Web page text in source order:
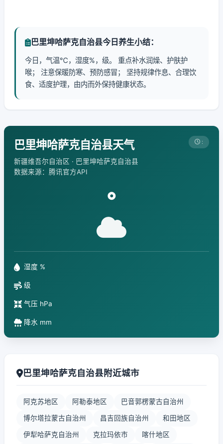
巴里坤哈萨克自治县今日养生小结：
今日，气温℃，湿度%，级。 重点补水润燥、护肤护
喉； 注意保暖防寒、预防感冒； 坚持规律作息、合理饮
食、适度护理，由内而外保持健康状态。
巴里坤哈萨克自治县天气
新疆维吾尔自治区 · 巴里坤哈萨克自治县
数据来源：腾讯官方API
:
°
湿度 %
级
气压 hPa
降水 mm
巴里坤哈萨克自治县附近城市
阿克苏地区 阿勒泰地区 巴音郭楞蒙古自治州
博尔塔拉蒙古自治州 昌吉回族自治州 和田地区
伊犁哈萨克自治州 克拉玛依市 喀什地区